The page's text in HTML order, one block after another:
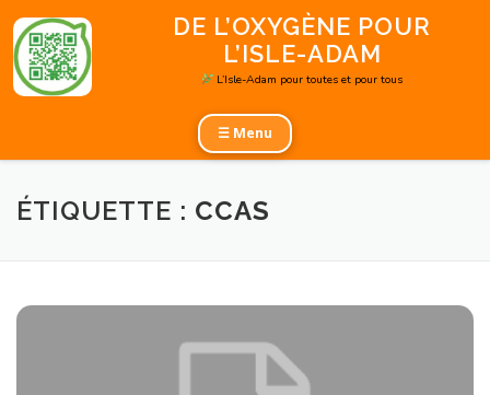
au
contenu
DE L’OXYGÈNE POUR
L’ISLE-ADAM
L’Isle-Adam pour toutes et pour tous
☰ Menu
ÉTIQUETTE : CCAS